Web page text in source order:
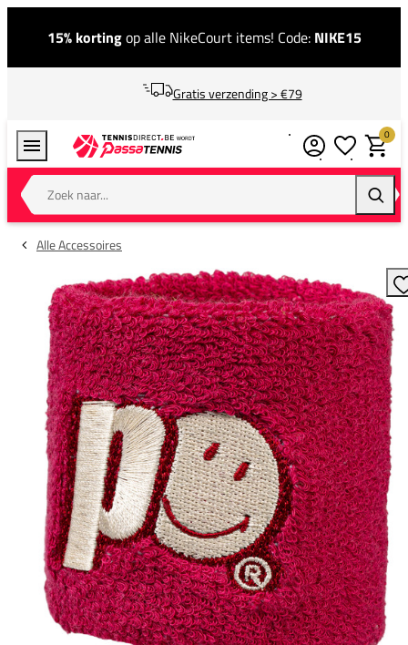
15% kortingop alle NikeCourt items! Code: NIKE15
Gratis verzending > €79
Zoek naar...
0
Alle Accessoires